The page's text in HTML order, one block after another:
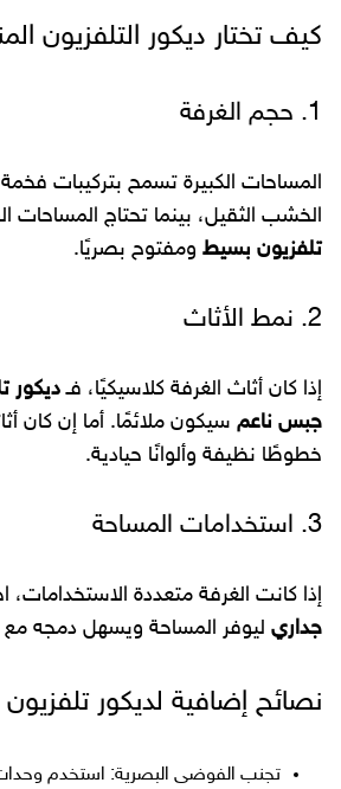
كيف تختار ديكور التلفزيون
1. حجم الغرفة
المساحات الكبيرة تسمح بتركيبات
الخشب الثقيل، بينما تحتاج المساحات
تلفزيون بسيط ومفتوح بصريًا.
2. نمط الأثاث
إذا كان أثاث الغرفة كلاسيكيًا، فـديكور
جبس ناعم سيكون ملائمًا. أما إن كان
خطوطًا نظيفة وألوانًا حيادية.
3. استخدامات المساحة
إذا كانت الغرفة متعددة الاستخدامات،
جداري ليوفر المساحة ويسهل دمجه مع
نصائح إضافية لديكور
تجنب الفوضى البصرية: استخدم